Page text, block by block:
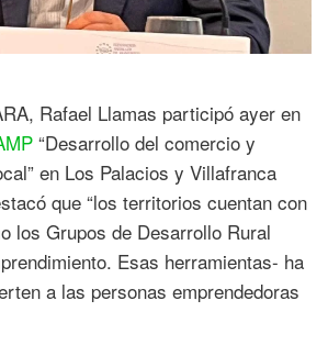
Rafael Llamas participó ayer en
“Desarrollo del comercio y
en Los Palacios y Villafranca
que “los territorios cuentan con
los Grupos de Desarrollo Rural
Esas herramientas- ha
a las personas emprendedoras